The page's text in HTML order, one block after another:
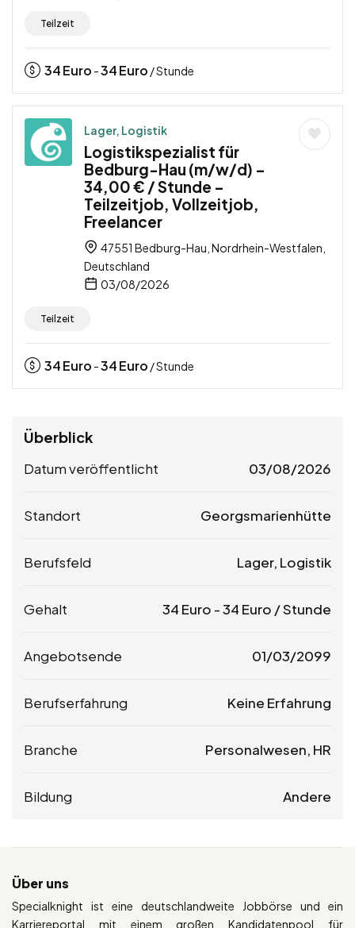
Teilzeit
34Euro -34Euro / Stunde
Lager, Logistik
Logistikspezialist für
Bedburg-Hau (m/w/d) –
34,00 € / Stunde –
Teilzeitjob, Vollzeitjob,
Freelancer
47551 Bedburg-Hau, Nordrhein-Westfalen,
Deutschland
03/08/2026
Teilzeit
34Euro -34Euro / Stunde
Überblick
Datum veröffentlicht 03/08/2026
Standort Georgsmarienhütte
Berufsfeld Lager, Logistik
Gehalt 34 Euro -34 Euro / Stunde
Angebotsende 01/03/2099
Berufserfahrung Keine Erfahrung
Branche Personalwesen, HR
Bildung Andere
Über uns
Specialknight ist eine deutschlandweite Jobbörse und ein
Karriereportal mit einem großen Kandidatenpool für